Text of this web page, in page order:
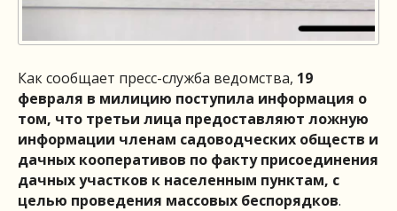
Как сообщает пресс-служба ведомства, 19
февраля в милицию поступила информация о
том, что третьи лица предоставляют ложную
информации членам садоводческих обществ и
дачных кооперативов по факту присоединения
дачных участков к населенным пунктам, с
целью проведения массовых беспорядков.